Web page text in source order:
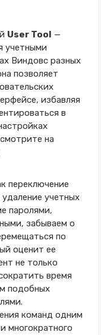
User Tool —
учетными
Виндовс разных
позволяет
избавляя
в
на
переключение
учетных
паролями,
забываем о
по
оценит ее
не только
время
подобных
команд одним
многократного